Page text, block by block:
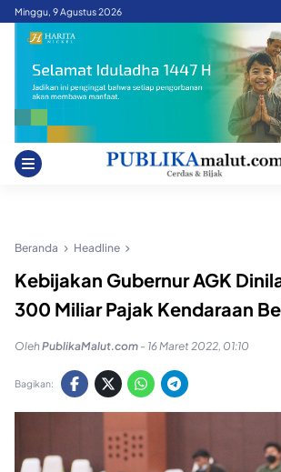
SkipMinggu, 9 Agustus 2026
Beranda Headline
Kebijakan Gubernur AGK
300 Miliar Pajak Kendaraan
OlehPublikaMalut.com - 16 Maret 2022, 01:10
Bagikan: